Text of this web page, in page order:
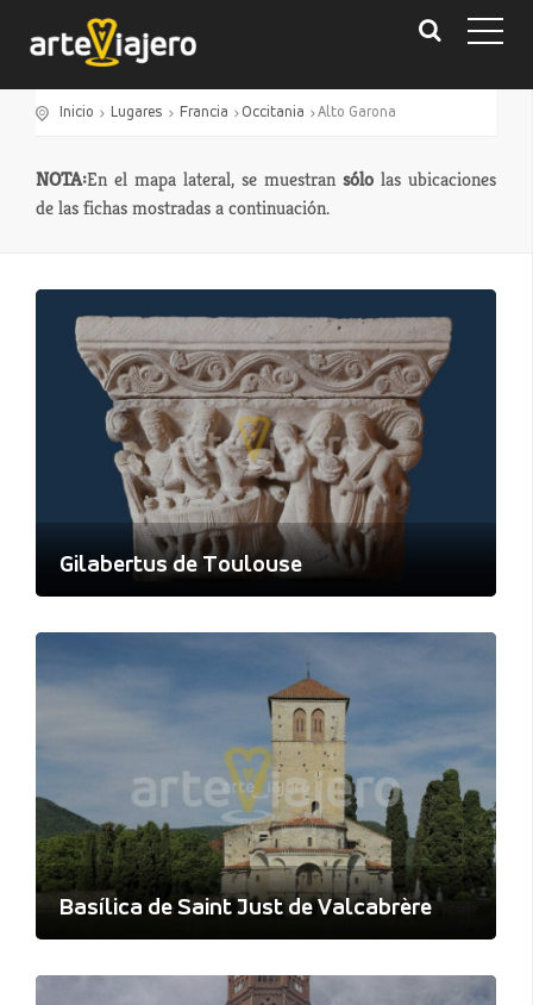
Inicio Lugares Francia Occitania Alto Garona
NOTA:En el mapa lateral, se muestran sólo las ubicaciones
de las fichas mostradas a continuación.
Gilabertus de Toulouse
Basílica de Saint Just de Valcabrère